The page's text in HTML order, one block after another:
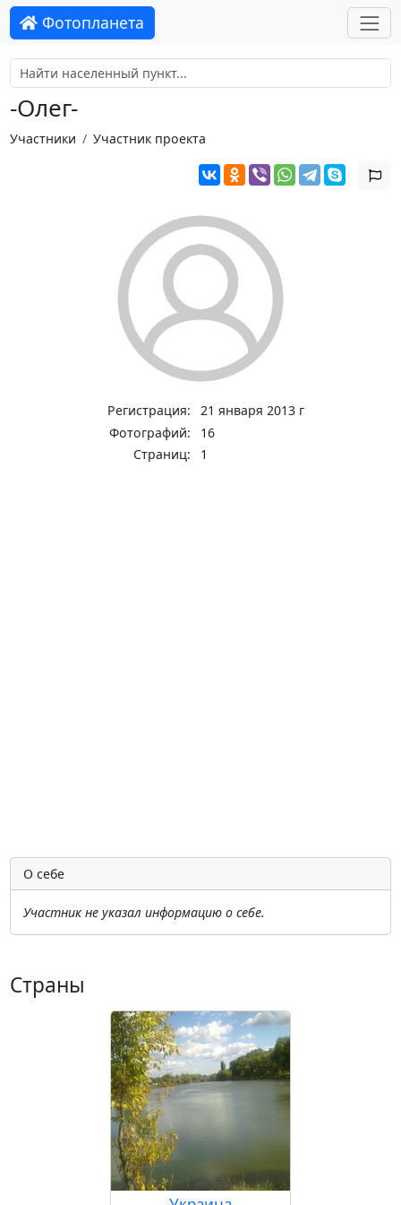
Фотопланета
-Олег-
Участники Участник проекта
Регистрация:
21 января 2013 г
Фотографий:
16
Страниц:
1
О себе
Участник не указал информацию о себе.
Страны